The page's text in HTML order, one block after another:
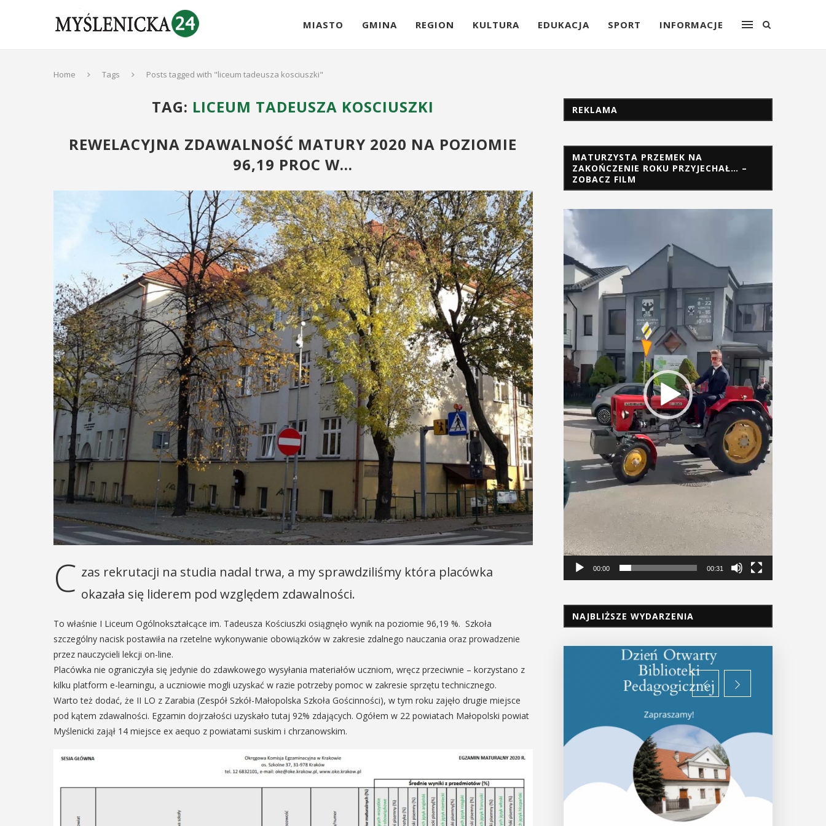
MIASTO GMINA REGION KULTURA EDUKACJA SPORT INFORMACJE
Home Tags Posts tagged with "liceum tadeusza kosciuszki"
TAG: LICEUM TADEUSZA KOSCIUSZKI
REWELACYJNA ZDAWALNOŚĆ MATURY 2020 NA POZIOMIE
96,19 PROC W…
C zas rekrutacji na studia nadal trwa, a my sprawdziliśmy która placówka
okazała się liderem pod względem zdawalności.
To właśnie I Liceum Ogólnokształcące im. Tadeusza Kościuszki osiągnęło wynik na poziomie 96,19 %. Szkoła
szczególny nacisk postawiła na rzetelne wykonywanie obowiązków w zakresie zdalnego nauczania oraz prowadzenie
przez nauczycieli lekcji on-line.
Placówka nie ograniczyła się jedynie do zdawkowego wysyłania materiałów uczniom, wręcz przeciwnie – korzystano z
kilku platform e-learningu, a uczniowie mogli uzyskać w razie potrzeby pomoc w zakresie sprzętu technicznego.
Warto też dodać, że II LO z Zarabia (Zespół Szkół-Małopolska Szkoła Gościnności), w tym roku zajęło drugie miejsce
pod kątem zdawalności. Egzamin dojrzałości uzyskało tutaj 92% zdających. Ogółem w 22 powiatach Małopolski powiat
Myślenicki zajął 14 miejsce ex aequo z powiatami suskim i chrzanowskim.
REKLAMA
MATURZYSTA PRZEMEK NA
ZAKOŃCZENIE ROKU PRZYJECHAŁ… –
ZOBACZ FILM
Odtwarzacz
video
00:00 00:31
NAJBLIŻSZE WYDARZENIA